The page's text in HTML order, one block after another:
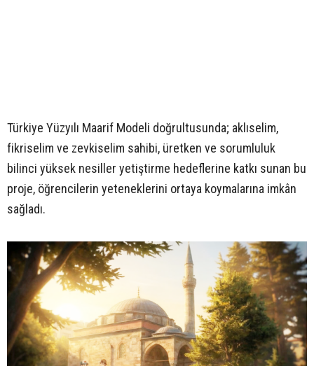
Türkiye Yüzyılı Maarif Modeli doğrultusunda; aklıselim,
fikriselim ve zevkiselim sahibi, üretken ve sorumluluk
bilinci yüksek nesiller yetiştirme hedeflerine katkı sunan bu
proje, öğrencilerin yeteneklerini ortaya koymalarına imkân
sağladı.